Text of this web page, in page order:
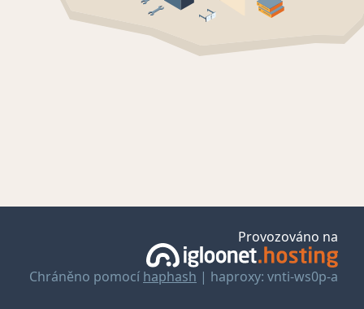
Provozováno na
Chráněno pomocí haphash | haproxy: vnti-ws0p-a